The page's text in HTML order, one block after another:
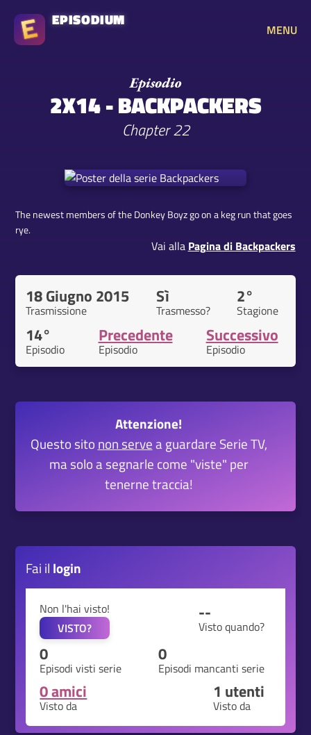
EPISODIUM
MENU
2X14 - BACKPACKERS
Chapter 22
The newest members of the Donkey Boyz go on a keg run that goes
rye.
Vai alla Pagina di Backpackers
18 Giugno 2015
Trasmissione
Sì
Trasmesso?
2°
Stagione
14°
Episodio
Precedente
Episodio
Successivo
Episodio
Attenzione!
Questo sito non servea guardare Serie TV,
ma solo a segnarle come "viste" per
tenerne traccia!
Fai il login
Non l'hai visto!
VISTO?
--
Visto quando?
0
Episodi visti serie
0
Episodi mancanti serie
0 amici
Visto da
1 utenti
Visto da